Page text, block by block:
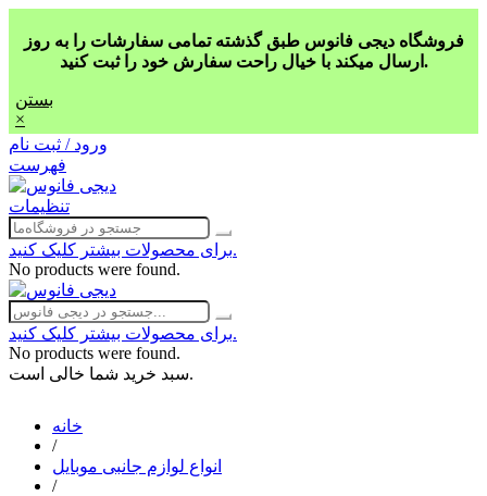
فروشگاه دیجی فانوس طبق گذشته تمامی سفارشات را به روز
ارسال میکند با خیال راحت سفارش خود را ثبت کنید.
بستن
×
ورود / ثبت نام
فهرست
تنظیمات
برای محصولات بیشتر کلیک کنید.
No products were found.
برای محصولات بیشتر کلیک کنید.
No products were found.
سبد خرید شما خالی است.
خانه
/
انواع لوازم جانبی موبایل
/